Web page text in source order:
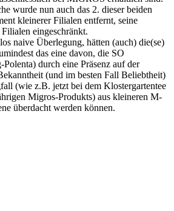
wurde nun auch das 2. dieser beiden
kleinerer Filialen entfernt, seine
eingeschränkt.
naive Überlegung, hätten (auch) die(se)
das eine davon, die SO
durch eine Präsenz auf der
(und im besten Fall Beliebtheit)
(wie z.B. jetzt bei dem Klostergartentee
Migros-Produkts) aus kleineren M-
überdacht werden können.